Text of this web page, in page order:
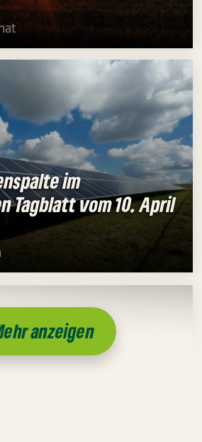
im
Tagblatt vom 10. April
anzeigen